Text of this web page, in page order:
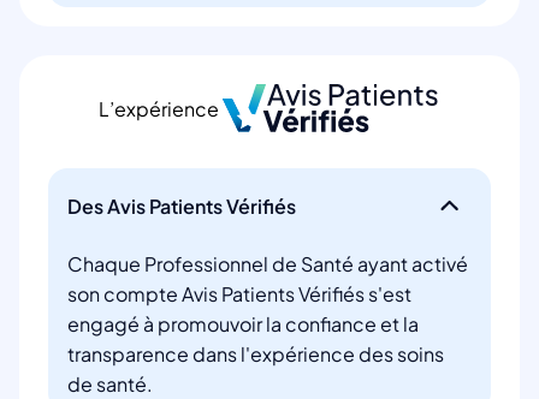
L’expérience
Des Avis Patients Vérifiés
Chaque Professionnel de Santé ayant activé
son compte Avis Patients Vérifiés s'est
engagé à promouvoir la confiance et la
transparence dans l'expérience des soins
de santé.